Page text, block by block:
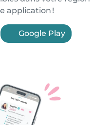
application !
Google Play